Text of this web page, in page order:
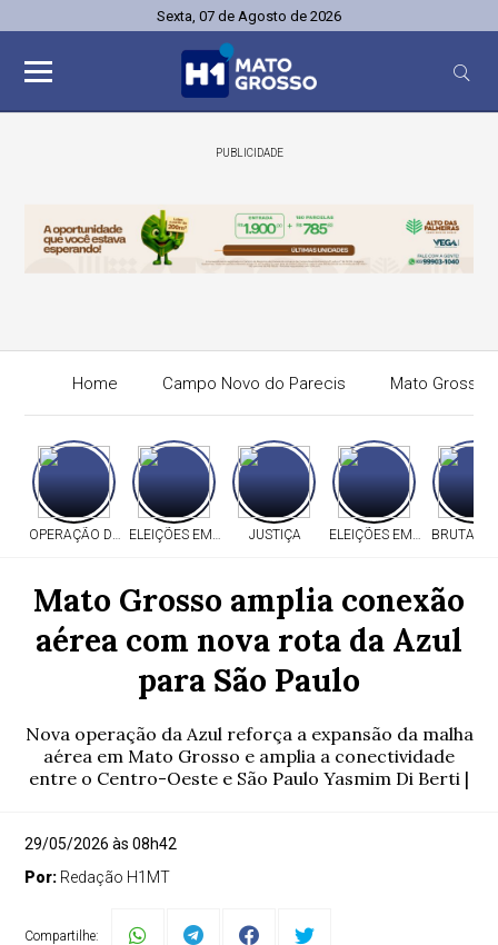
Sexta, 07 de Agosto de 2026
PUBLICIDADE
Home Campo Novo do Parecis Mato Grosso
OPERAÇÃO DA PFELEIÇÕES EM MT JUSTIÇA ELEIÇÕES EM MT
Mato Grosso amplia conexão
aérea com nova rota da Azul
para São Paulo
Nova operação da Azul reforça a expansão da malha
aérea em Mato Grosso e amplia a conectividade
entre o Centro-Oeste e São Paulo Yasmim Di Berti |
29/05/2026 às 08h42
Por: Redação H1MT
Compartilhe: